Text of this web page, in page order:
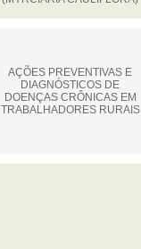
AÇÕES PREVENTIVAS E
DIAGNÓSTICOS DE
DOENÇAS CRÔNICAS EM
TRABALHADORES RURAIS